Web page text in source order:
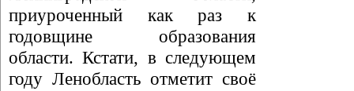
приуроченный как раз к
годовщине образования
области. Кстати, в следующем
году Ленобласть отметит своё